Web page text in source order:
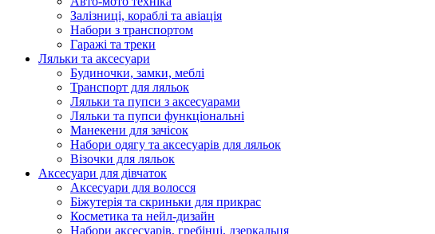
Залізниці, кораблі та авіація
Набори з транспортом
Гаражі та треки
Ляльки та аксесуари
Будиночки, замки, меблі
Транспорт для ляльок
Ляльки та пупси з аксесуарами
Ляльки та пупси функціональні
Манекени для зачісок
Набори одягу та аксесуарів для ляльок
Візочки для ляльок
Аксесуари для дівчаток
Аксесуари для волосся
Біжутерія та скриньки для прикрас
Косметика та нейл-дизайн
Набори аксесуарів, гребінці, дзеркальця